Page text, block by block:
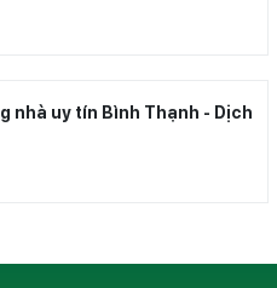
nhà uy tín Bình Thạnh - Dịch